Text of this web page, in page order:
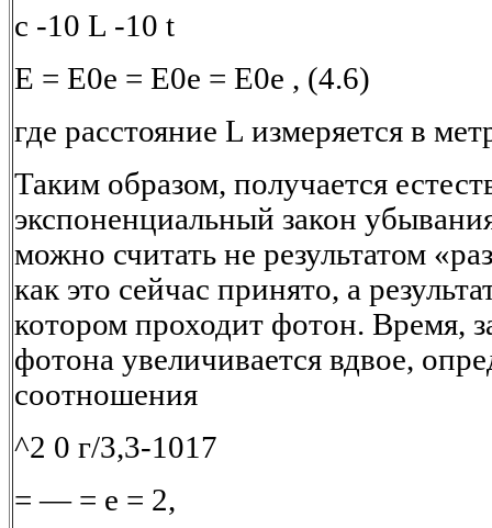
c -10 L -10 t
E = E0e = E0e = E0e , (4.6)
где расстояние L измеряется в
Таким образом, получается
экспоненциальный закон
можно считать не результатом
как это сейчас принято, а
котором проходит фотон. Время,
фотона увеличивается вдвое,
соотношения
^2 0 г/3,3-1017
= — = e = 2,